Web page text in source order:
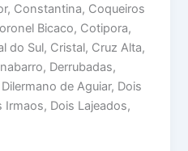
Constantina, Coqueiros
Bicaco, Cotipora,
do Sul, Cristal, Cruz Alta,
Derrubadas,
de Aguiar, Dois
Dois Lajeados,